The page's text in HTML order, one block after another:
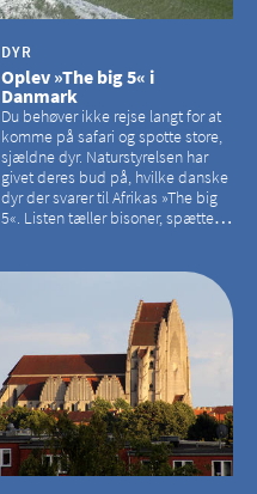
DYR
Oplev »The big 5« i
Danmark
Du behøver ikke rejse langt for at
komme på safari og spotte store,
sjældne dyr. Naturstyrelsen har
givet deres bud på, hvilke danske
dyr der svarer til Afrikas »The big
5«. Listen tæller bisoner, spættede